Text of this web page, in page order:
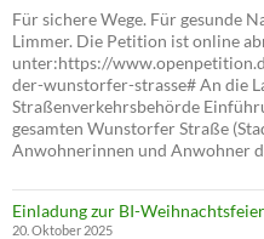
Für sichere Wege. Für gesunde
Limmer. Die Petition ist online
unter:https://
der-wunstorfer-strasse# An die
Straßenverkehrsbehörde
gesamten Wunstorfer Straße
Anwohnerinnen und Anwohner
Einladung zur BI-
20. Oktober 2025